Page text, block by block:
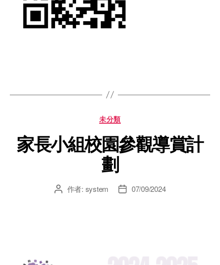
未分類
家長小組校園參觀導賞計
劃
作者: system 07/09/2024